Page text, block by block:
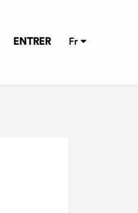
ENTRER Fr